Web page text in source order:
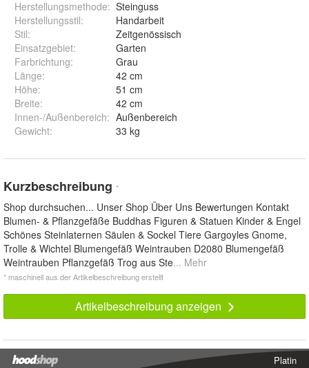
Herstellungsmethode: Steinguss
Herstellungsstil:
Handarbeit
Stil:
Zeitgenössisch
Einsatzgebiet:
Garten
Farbrichtung:
Grau
Länge:
42 cm
Höhe:
51 cm
Breite:
42 cm
Innen-/Außenbereich: Außenbereich
Gewicht: 33 kg
Kurzbeschreibung *
Shop durchsuchen... Unser Shop Über Uns Bewertungen Kontakt
Blumen- & Pflanzgefäße Buddhas Figuren & Statuen Kinder & Engel
Schönes Steinlaternen Säulen & Sockel Tiere Gargoyles Gnome,
Trolle & Wichtel Blumengefäß Weintrauben D2080 Blumengefäß
Weintrauben Pflanzgefäß Trog aus Ste... Mehr
* maschinell aus der Artikelbeschreibung erstellt
Artikelbeschreibung anzeigen
Platin